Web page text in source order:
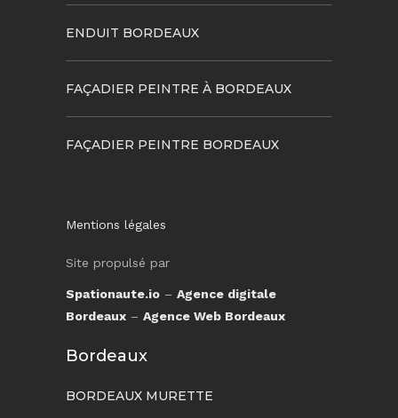
ENDUIT BORDEAUX
FAÇADIER PEINTRE À BORDEAUX
FAÇADIER PEINTRE BORDEAUX
Mentions légales
Site propulsé par
Spationaute.io – Agence digitale
Bordeaux – Agence Web Bordeaux
Bordeaux
BORDEAUX MURETTE